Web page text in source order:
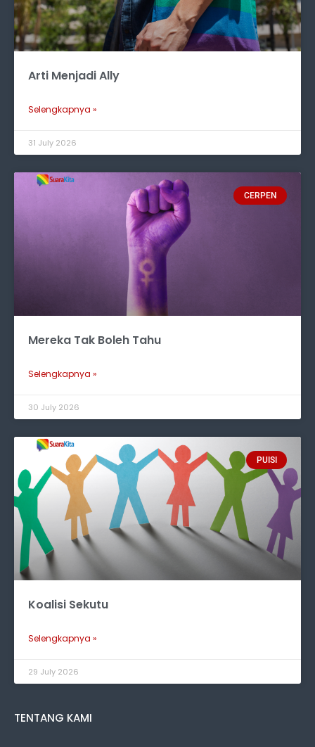
Arti Menjadi Ally
Selengkapnya »
31 July 2026
CERPEN
Mereka Tak Boleh Tahu
Selengkapnya »
30 July 2026
PUISI
Koalisi Sekutu
Selengkapnya »
29 July 2026
TENTANG KAMI